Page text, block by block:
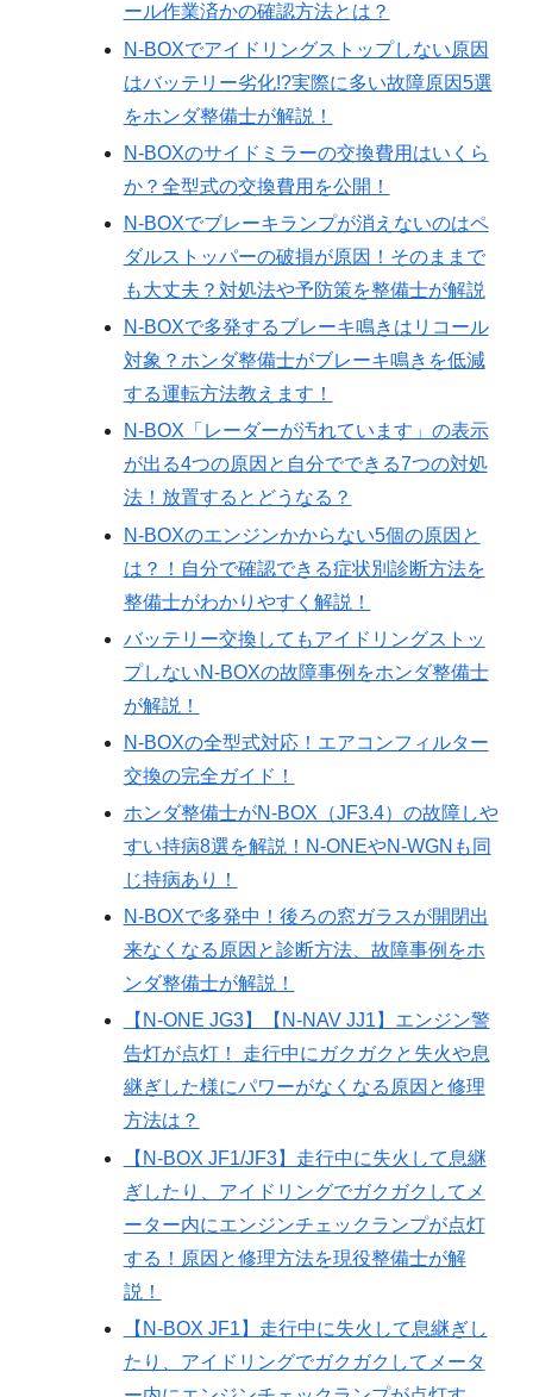
ール作業済かの確認方法とは？
N-BOXでアイドリングストップしない原因
はバッテリー劣化!?実際に多い故障原因5選
をホンダ整備士が解説！
N-BOXのサイドミラーの交換費用はいくら
か？全型式の交換費用を公開！
N-BOXでブレーキランプが消えないのはペ
ダルストッパーの破損が原因！そのままで
も大丈夫？対処法や予防策を整備士が解説
N-BOXで多発するブレーキ鳴きはリコール
対象？ホンダ整備士がブレーキ鳴きを低減
する運転方法教えます！
N-BOX「レーダーが汚れています」の表示
が出る4つの原因と自分でできる7つの対処
法！放置するとどうなる？
N-BOXのエンジンかからない5個の原因と
は？！自分で確認できる症状別診断方法を
整備士がわかりやすく解説！
バッテリー交換してもアイドリングストッ
プしないN-BOXの故障事例をホンダ整備士
が解説！
N-BOXの全型式対応！エアコンフィルター
交換の完全ガイド！
ホンダ整備士がN-BOX（JF3.4）の故障しや
すい持病8選を解説！N-ONEやN-WGNも同
じ持病あり！
N-BOXで多発中！後ろの窓ガラスが開閉出
来なくなる原因と診断方法、故障事例をホ
ンダ整備士が解説！
【N-ONE JG3】【N-NAV JJ1】エンジン警
告灯が点灯！ 走行中にガクガクと失火や息
継ぎした様にパワーがなくなる原因と修理
方法は？
【N-BOX JF1/JF3】走行中に失火して息継
ぎしたり、アイドリングでガクガクしてメ
ーター内にエンジンチェックランプが点灯
する！原因と修理方法を現役整備士が解
説！
【N-BOX JF1】走行中に失火して息継ぎし
たり、アイドリングでガクガクしてメータ